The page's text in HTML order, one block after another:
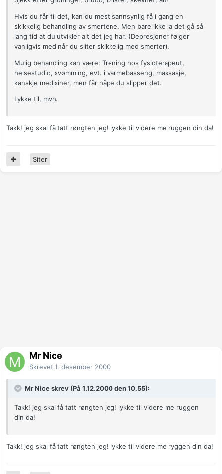
Hvis du får til det, kan du mest sannsynlig få i gang en
skikkelig behandling av smertene. Men bare ikke la det gå så
lang tid at du utvikler alt det jeg har. (Depresjoner følger
vanligvis med når du sliter skikkelig med smerter).
Mulig behandling kan være: Trening hos fysioterapeut,
helsestudio, svømming, evt. i varmebasseng, massasje,
kanskje medisiner, men får håpe du slipper det.
Lykke til, mvh.
Takk! jeg skal få tatt røngten jeg! lykke til videre me ruggen din da!
Siter
Mr Nice
Skrevet 1. desember 2000
Mr Nice skrev (På 1.12.2000 den 10.55):
Takk! jeg skal få tatt røngten jeg! lykke til videre me ruggen
din da!
Takk! jeg skal få tatt røngten jeg! lykke til videre me ryggen din da!